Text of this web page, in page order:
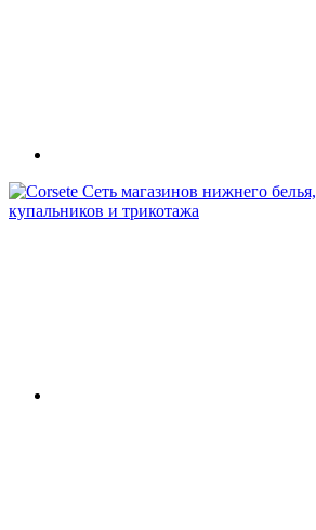
Сеть магазинов нижнего белья,
купальников и трикотажа